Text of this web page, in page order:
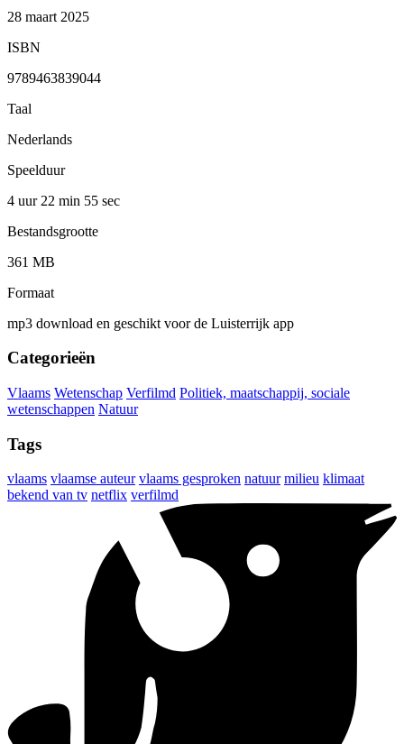
28 maart 2025
ISBN
9789463839044
Taal
Nederlands
Speelduur
4 uur 22 min 55 sec
Bestandsgrootte
361 MB
Formaat
mp3 download en geschikt voor de Luisterrijk app
Categorieën
Vlaams Wetenschap Verfilmd Politiek, maatschappij, sociale
wetenschappen Natuur
Tags
vlaams vlaamse auteur vlaams gesproken natuur milieu klimaat
bekend van tv netflix verfilmd